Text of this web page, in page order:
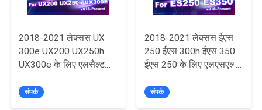
समाचार
मामलों
2018-2021 लेक्सस UX
300e UX200 UX250h
UX300e के लिए एलसैल्ट
स्क्रीन
संपर्क
2018-2021 लेक्सस ईएस
250 ईएस 300h ईएस 350
ईएस 250 के लिए एलएसएल्ट
इंटरफ़ेस स्क्रीन
संपर्क